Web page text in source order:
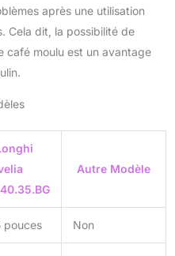
après une utilisation
Cela dit, la possibilité de
café moulu est un avantage
Autre Modèle
pouces Non